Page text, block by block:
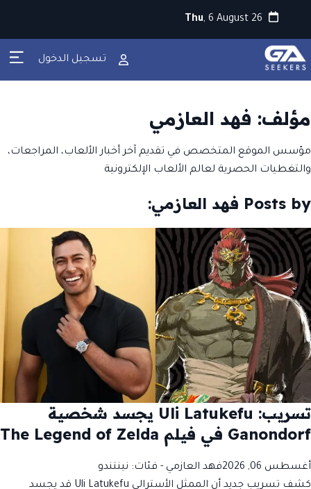
Thu, 6 August 26
تسجيل الدخول
مؤلف: فهد العازمي
مؤسس الموقع المتخصص في تقديم آخر أخبار الألعاب، المراجعات،
والتغطيات الحصرية لعالم الألعاب الإلكترونية
Posts by فهد العازمي:
تسريب: Uli Latukefu يجسد شخصية
Ganondorf في فيلم The Legend of Zelda
أغسطس 06, 2026 فهد العازمي - فئات: نينتندو
كشف تسريب جديد أن الممثل الأسترالي Uli Latukefu قد يجسد